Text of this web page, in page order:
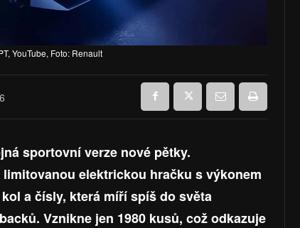
YouTube, Foto: Renault
sportovní verze nové pětky.
elektrickou hračku s výkonem
a čísly, která míří spíš do světa
Vznikne jen 1980 kusů, což odkazuje